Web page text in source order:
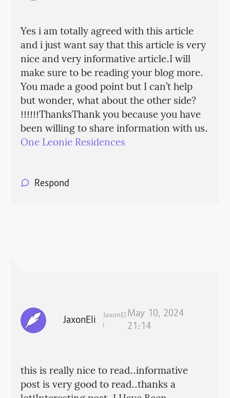
Yes i am totally agreed with this article
and i just want say that this article is very
nice and very informative article.I will
make sure to be reading your blog more.
You made a good point but I can’t help
but wonder, what about the other side?
!!!!!!ThanksThank you because you have
been willing to share information with us.
One Leonie Residences
Respond
JaxonEli
JaxonEl
i
May 10, 2024
21:14
this is really nice to read..informative
post is very good to read..thanks a